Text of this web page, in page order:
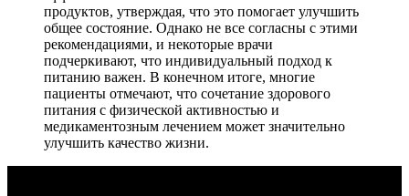
продуктов, утверждая, что это помогает улучшить
общее состояние. Однако не все согласны с этими
рекомендациями, и некоторые врачи
подчеркивают, что индивидуальный подход к
питанию важен. В конечном итоге, многие
пациенты отмечают, что сочетание здорового
питания с физической активностью и
медикаментозным лечением может значительно
улучшить качество жизни.